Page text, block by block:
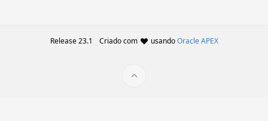
Release 23.1 Criado com usandoOracle APEX